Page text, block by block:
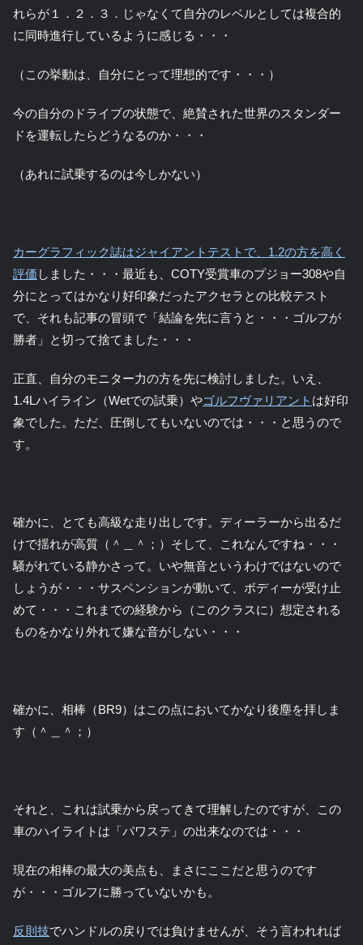
れらが１．２．３．じゃなくて自分のレベルとしては複合的
に同時進行しているように感じる・・・
（この挙動は、自分にとって理想的です・・・）
今の自分のドライブの状態で、絶賛された世界のスタンダー
ドを運転したらどうなるのか・・・
（あれに試乗するのは今しかない）
カーグラフィック誌はジャイアントテストで、1.2の方を高く
評価 しました・・・最近も、COTY受賞車のプジョー308や自
分にとってはかなり好印象だったアクセラとの比較テスト
で、それも記事の冒頭で「結論を先に言うと・・・ゴルフが
勝者」と切って捨てました・・・
正直、自分のモニター力の方を先に検討しました。いえ、
1.4Lハイライン（Wetでの試乗）やゴルフヴァリアント は好印
象でした。ただ、圧倒してもいないのでは・・・と思うので
す。
確かに、とても高級な走り出しです。ディーラーから出るだ
けで揺れが高質（＾＿＾；）そして、これなんですね・・・
騒がれている静かさって。いや無音というわけではないので
しょうが・・・サスペンションが動いて、ボディーが受け止
めて・・・これまでの経験から（このクラスに）想定される
ものをかなり外れて嫌な音がしない・・・
確かに、相棒（BR9）はこの点においてかなり後塵を拝しま
す（＾＿＾；）
それと、これは試乗から戻ってきて理解したのですが、この
車のハイライトは「パワステ」の出来なのでは・・・
現在の相棒の最大の美点も、まさにここだと思うのです
が・・・ゴルフに勝っていないかも。
反則技でハンドルの戻りでは負けませんが、そう言われれば